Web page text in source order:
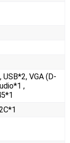
VGA (D-
,